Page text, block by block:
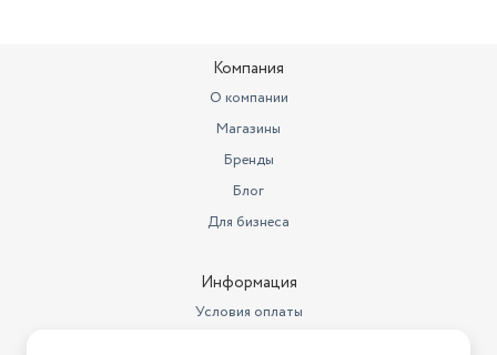
Компания
О компании
Магазины
Бренды
Блог
Для бизнеса
Информация
Условия оплаты